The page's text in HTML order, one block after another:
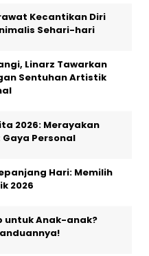
Kecantikan Diri
Sehari-hari
Linarz Tawarkan
Sentuhan Artistik
2026: Merayakan
Personal
Hari: Memilih
2026
untuk Anak-anak?